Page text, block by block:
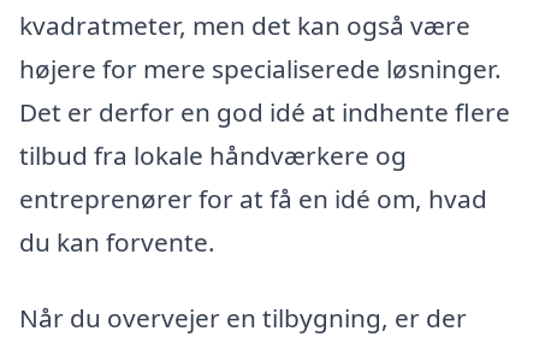
kvadratmeter, men det kan også være
højere for mere specialiserede løsninger.
Det er derfor en god idé at indhente flere
tilbud fra lokale håndværkere og
entreprenører for at få en idé om, hvad
du kan forvente.
Når du overvejer en tilbygning, er der